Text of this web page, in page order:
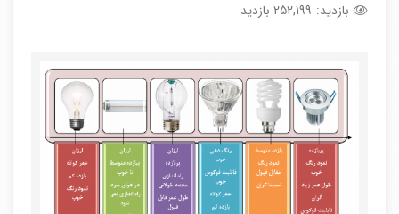
بازدید: 252,199 بازدید